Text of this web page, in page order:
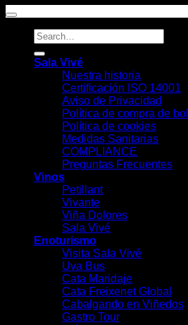
Sala Vivé
Nuestra historia
Certificación ISO 14001
Aviso de Privacidad
Política de compra de
Política de cookies
Medidas Sanitarias
COMPLIANCE
Preguntas Frecuentes
Vinos
Petillant
Vivante
Viña Dolores
Sala Vivé
Enoturismo
Visita Sala Vivé
Uva Bus
Cata Maridaje
Cata Freixenet Global
Cabalgando en Viñedos
Gastro Tour